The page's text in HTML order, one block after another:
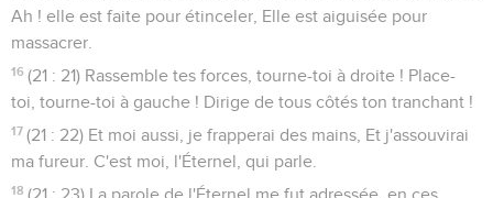
Ah ! elle est faite pour étinceler, Elle est aiguisée pour
massacrer.
16 (21 : 21) Rassemble tes forces, tourne-toi à droite ! Place-
toi, tourne-toi à gauche ! Dirige de tous côtés ton tranchant !
17 (21 : 22) Et moi aussi, je frapperai des mains, Et j'assouvirai
ma fureur. C'est moi, l'Éternel, qui parle.
18 (21 : 23) La parole de l'Éternel me fut adressée, en ces